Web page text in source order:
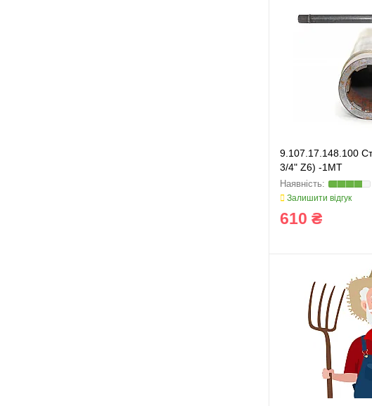
9.107.17.148.100
3/4" Z6) -1MT
Залишити відгук
610 ₴